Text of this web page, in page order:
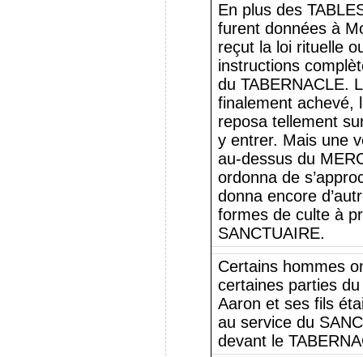
En plus des
furent données à
reçut la loi rituelle
instructions
du TABERNACLE.
finalement achevé,
reposa tellement
y entrer. Mais une
au-dessus du
ordonna de
donna encore
formes de culte à
SANCTUAIRE.
Certains hommes
certaines parties
Aaron et ses fils
au service du
devant le